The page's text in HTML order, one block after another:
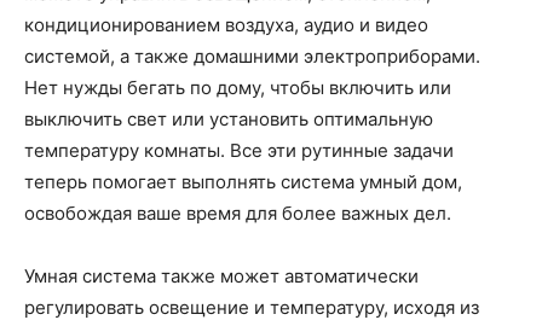
кондиционированием воздуха, аудио и видео
системой, а также домашними электроприборами.
Нет нужды бегать по дому, чтобы включить или
выключить свет или установить оптимальную
температуру комнаты. Все эти рутинные задачи
теперь помогает выполнять система умный дом,
освобождая ваше время для более важных дел.
Умная система также может автоматически
регулировать освещение и температуру, исходя из